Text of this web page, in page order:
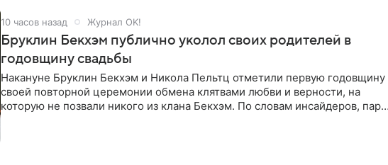
10 часов назад Журнал OK!
Бруклин Бекхэм публично уколол своих родителей в
годовщину свадьбы
Накануне Бруклин Бекхэм и Никола Пельтц отметили первую годовщину
своей повторной церемонии обмена клятвами любви и верности, на
которую не позвали никого из клана Бекхэм. По словам инсайдеров, пара